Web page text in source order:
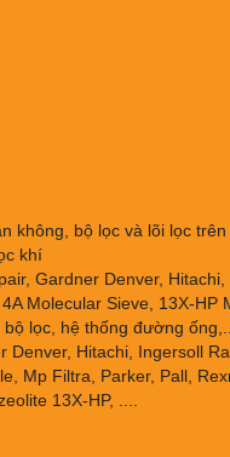
bộ lọc và lõi lọc trên
khí
Gardner Denver, Hitachi,
Molecular Sieve, 13X-HP
lọc, hệ thống đường ống,...
Hitachi, Ingersoll
Mp Filtra, Parker, Pall,
13X-HP, ....